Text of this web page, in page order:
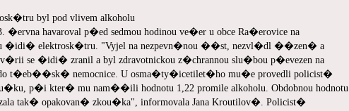
byl pod vlivem alkoholu
�ervna havaroval p�ed sedmou hodinou ve�er u obce Ra�erovice na
elektrosk�tru. "Vyjel na nezpevn�nou ��st, nezvl�dl ��zen� a
se �idi� zranil a byl zdravotnickou z�chrannou slu�bou p�evezen na
t�eb��sk� nemocnice. U osma�ty�icetilet�ho mu�e provedli policist�
p�i kter� mu nam��ili hodnotu 1,22 promile alkoholu. Obdobnou hodnotu
tak� opakovan� zkou�ka", informovala Jana Kroutilov�. Policist�